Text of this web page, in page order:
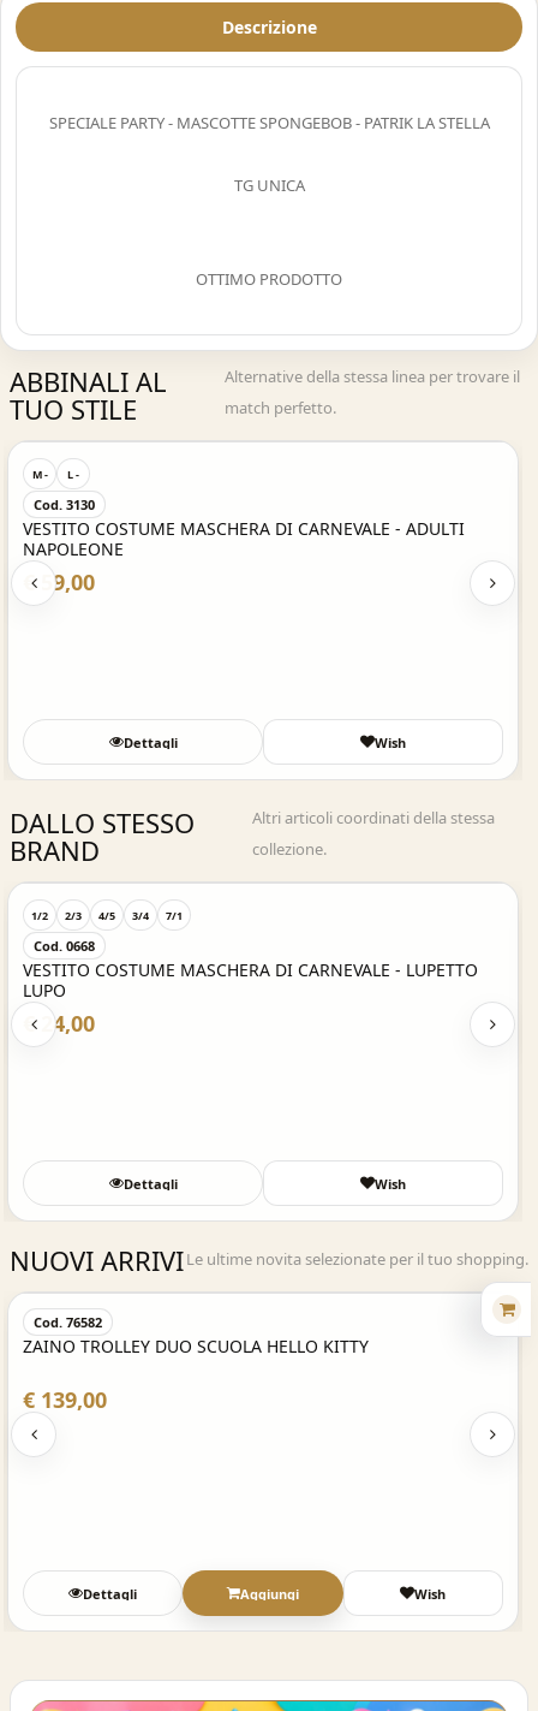
Descrizione
SPECIALE PARTY - MASCOTTE SPONGEBOB - PATRIK LA STELLA
TG UNICA
OTTIMO PRODOTTO
ABBINALI AL
TUO STILE
Alternative della stessa linea per trovare il
match perfetto.
Acquisto Veloce
M - L -
Cod. 3130
VESTITO COSTUME MASCHERA DI CARNEVALE - ADULTI
NAPOLEONE
€ 59,00
Dettagli Wish
DALLO STESSO
BRAND
Altri articoli coordinati della stessa
collezione.
Acquisto Veloce
1/2 2/3 4/5 3/4 7/1
Cod. 0668
VESTITO COSTUME MASCHERA DI CARNEVALE - LUPETTO
LUPO
€ 24,00
Dettagli Wish
NUOVI ARRIVILe ultime novita selezionate per il tuo shopping.
Acquisto Veloce
Cod. 76582
ZAINO TROLLEY DUO SCUOLA HELLO KITTY
€ 139,00
Dettagli Aggiungi Wish